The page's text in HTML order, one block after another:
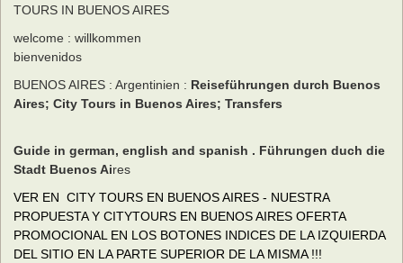
TOURS IN BUENOS AIRES
welcome : willkommen
bienvenidos
BUENOS AIRES : Argentinien : Reiseführungen durch Buenos
Aires; City Tours in Buenos Aires; Transfers
Guide in german, english and spanish . Führungen duch die
Stadt Buenos Aires
VER EN CITY TOURS EN BUENOS AIRES - NUESTRA
PROPUESTA Y CITYTOURS EN BUENOS AIRES OFERTA
PROMOCIONAL EN LOS BOTONES INDICES DE LA IZQUIERDA
DEL SITIO EN LA PARTE SUPERIOR DE LA MISMA !!!